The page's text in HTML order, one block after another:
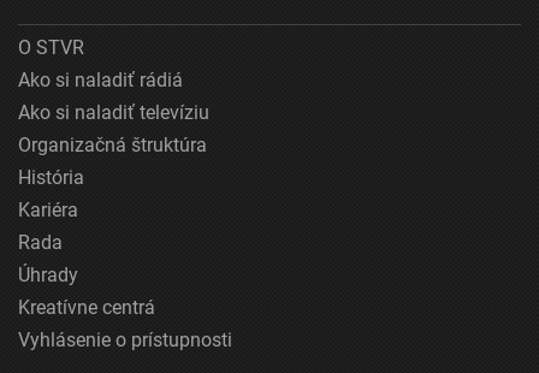
O STVR
Ako si naladiť rádiá
Ako si naladiť televíziu
Organizačná štruktúra
História
Kariéra
Rada
Úhrady
Kreatívne centrá
Vyhlásenie o prístupnosti